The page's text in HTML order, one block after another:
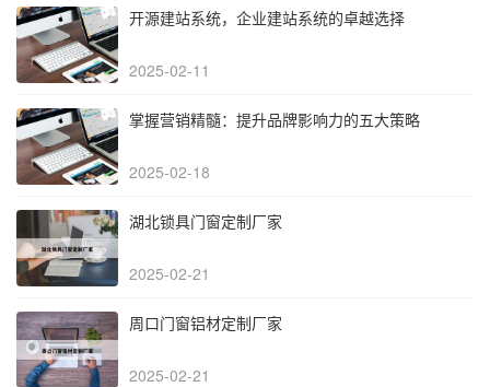
开源建站系统，企业建站系统的卓越选择
2025-02-11
掌握营销精髓：提升品牌影响力的五大策略
2025-02-18
湖北锁具门窗定制厂家
2025-02-21
周口门窗铝材定制厂家
2025-02-21